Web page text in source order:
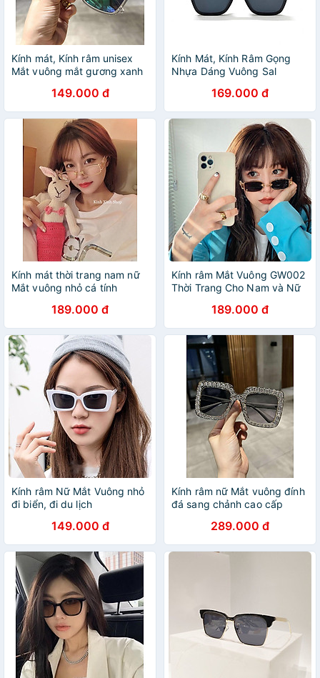
Kính mát, Kính râm unisex
Mắt vuông mắt gương xanh
149.000 đ
Kính Mát, Kính Râm Gọng
Nhựa Dáng Vuông Sal
169.000 đ
Kính mát thời trang nam nữ
Mắt vuông nhỏ cá tính
189.000 đ
Kính râm Mắt Vuông GW002
Thời Trang Cho Nam và Nữ
189.000 đ
Kính râm Nữ Mắt Vuông nhỏ
đi biển, đi du lịch
149.000 đ
Kính râm nữ Mắt vuông đính
đá sang chảnh cao cấp
289.000 đ